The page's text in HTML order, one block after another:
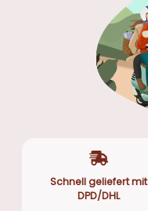
Schnell geliefert mit
DPD/DHL